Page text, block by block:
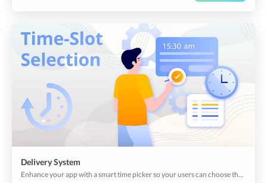
Delivery System
Enhance your app with a smart time picker so your users can choose their preferred delivery method and time.